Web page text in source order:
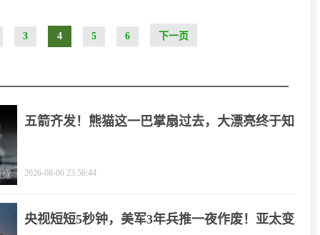
3 4 5 6 下一页
五箭齐发！熊猫这一巴掌扇过去，大漂亮终于知
2026-08-06 23:56:44
央视短短5秒钟，美军3年兵推一夜作废！亚太变